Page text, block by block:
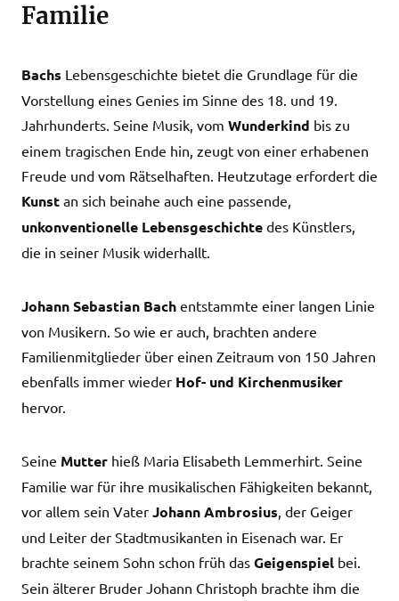
Familie
Bachs Lebensgeschichte bietet die Grundlage für die
Vorstellung eines Genies im Sinne des 18. und 19.
Jahrhunderts. Seine Musik, vom Wunderkind bis zu
einem tragischen Ende hin, zeugt von einer erhabenen
Freude und vom Rätselhaften. Heutzutage erfordert die
Kunst an sich beinahe auch eine passende,
unkonventionelle Lebensgeschichte des Künstlers,
die in seiner Musik widerhallt.
Johann Sebastian Bach entstammte einer langen Linie
von Musikern. So wie er auch, brachten andere
Familienmitglieder über einen Zeitraum von 150 Jahren
ebenfalls immer wieder Hof- und Kirchenmusiker
hervor.
Seine Mutter hieß Maria Elisabeth Lemmerhirt. Seine
Familie war für ihre musikalischen Fähigkeiten bekannt,
vor allem sein Vater Johann Ambrosius, der Geiger
und Leiter der Stadtmusikanten in Eisenach war. Er
brachte seinem Sohn schon früh das Geigenspiel bei.
Sein älterer Bruder Johann Christoph brachte ihm die